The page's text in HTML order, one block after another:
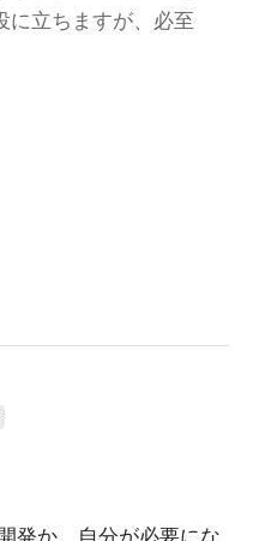
に立ちますが、必至
発か、自分が必要にな